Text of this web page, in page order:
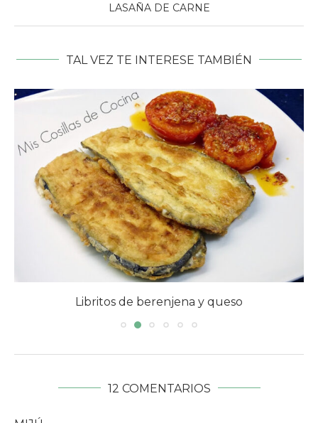
LASAÑA DE CARNE
TAL VEZ TE INTERESE TAMBIÉN
Libritos de berenjena y queso
12 COMENTARIOS